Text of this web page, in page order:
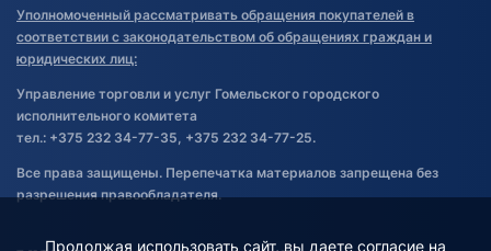
Уполномоченный рассматривать обращения покупателей в
соответствии с законодательством об обращениях граждан и
юридических лиц:
Управление торговли и услуг Гомельского городского
исполнительного комитета
тел.: +375 232 34-77-35, +375 232 34-77-25.
Все права защищены. Перепечатка материалов запрещена без
разрешения правообладателя.
Продолжая использовать сайт, вы даете согласие на